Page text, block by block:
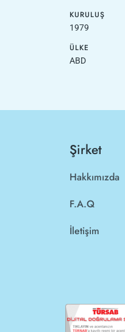
KURULUŞ
1979
ÜLKE
ABD
Şirket
Hakkımızda
F.A.Q
İletişim